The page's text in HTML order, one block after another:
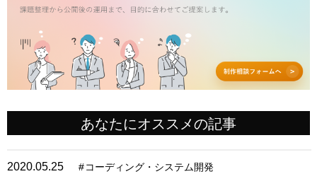
あなたにオススメの記事
2020.05.25 #コーディング・システム開発